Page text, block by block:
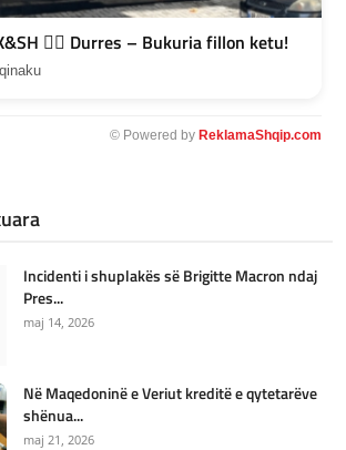
💇‍♀️ Durres – Bukuria fillon ketu!
© Powered by ReklamaShqip.com
Incidenti i shuplakës së Brigitte Macron ndaj
Pres...
maj 14, 2026
Në Maqedoninë e Veriut kreditë e qytetarëve
shënua...
maj 21, 2026